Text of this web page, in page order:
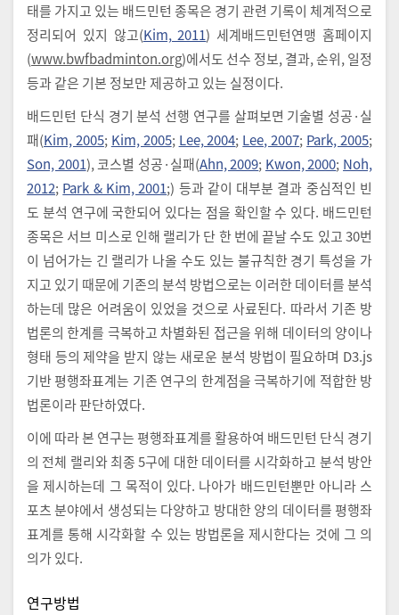
태를 가지고 있는 배드민턴 종목은 경기 관련 기록이 체계적으로
정리되어 있지 않고(Kim, 2011) 세계배드민턴연맹 홈페이지
(www.bwfbadminton.org)에서도 선수 정보, 결과, 순위, 일정
등과 같은 기본 정보만 제공하고 있는 실정이다.
배드민턴 단식 경기 분석 선행 연구를 살펴보면 기술별 성공·실
패(Kim, 2005; Kim, 2005; Lee, 2004; Lee, 2007; Park, 2005;
Son, 2001), 코스별 성공·실패(Ahn, 2009; Kwon, 2000; Noh,
2012; Park & Kim, 2001;) 등과 같이 대부분 결과 중심적인 빈
도 분석 연구에 국한되어 있다는 점을 확인할 수 있다. 배드민턴
종목은 서브 미스로 인해 랠리가 단 한 번에 끝날 수도 있고 30번
이 넘어가는 긴 랠리가 나올 수도 있는 불규칙한 경기 특성을 가
지고 있기 때문에 기존의 분석 방법으로는 이러한 데이터를 분석
하는데 많은 어려움이 있었을 것으로 사료된다. 따라서 기존 방
법론의 한계를 극복하고 차별화된 접근을 위해 데이터의 양이나
형태 등의 제약을 받지 않는 새로운 분석 방법이 필요하며 D3.js
기반 평행좌표계는 기존 연구의 한계점을 극복하기에 적합한 방
법론이라 판단하였다.
이에 따라 본 연구는 평행좌표계를 활용하여 배드민턴 단식 경기
의 전체 랠리와 최종 5구에 대한 데이터를 시각화하고 분석 방안
을 제시하는데 그 목적이 있다. 나아가 배드민턴뿐만 아니라 스
포츠 분야에서 생성되는 다양하고 방대한 양의 데이터를 평행좌
표계를 통해 시각화할 수 있는 방법론을 제시한다는 것에 그 의
의가 있다.
연구방법